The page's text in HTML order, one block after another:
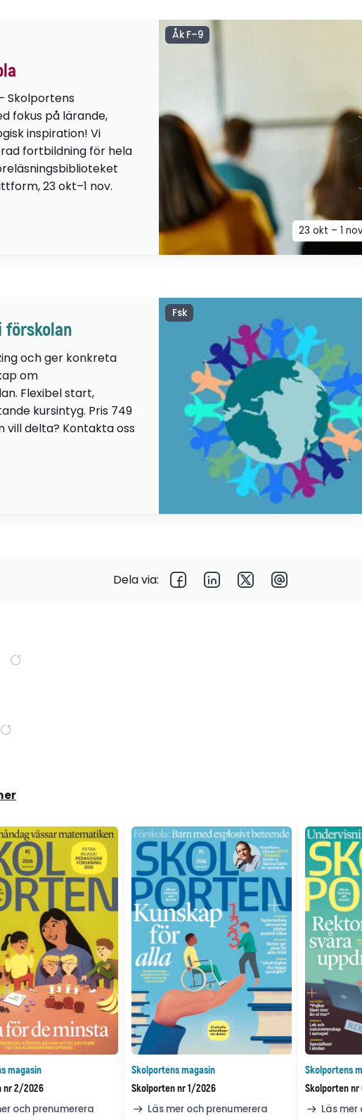
Skolportens
fokus på lärande,
inspiration! Vi
fortbildning för hela
23 okt–1 nov.
Åk F–9
23 okt – 1
och ger konkreta
om
Flexibel start,
kursintyg. Pris 749
vill delta? Kontakta oss
Fsk
Dela via:
magasin
nr 2/2026
och prenumerera
Skolportens magasin
Skolporten nr 1/2026
Läs mer och prenumerera
Skolportens
Skolporten
Läs